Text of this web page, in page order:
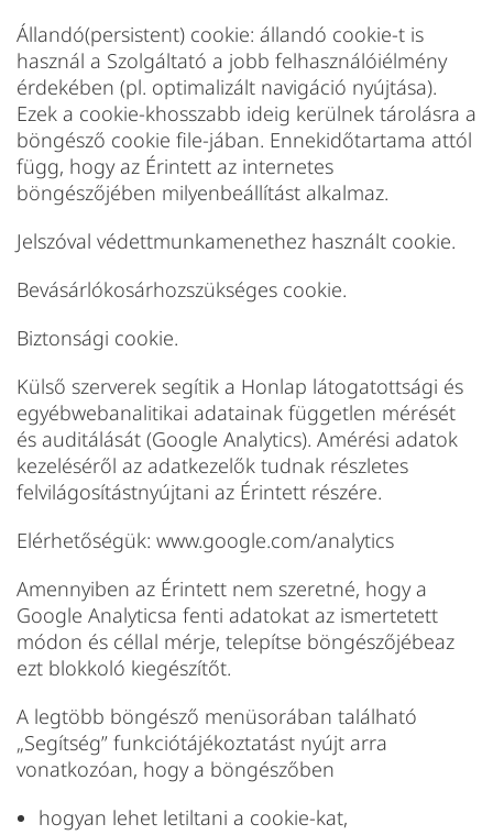
Állandó(persistent) cookie: állandó cookie-t is
használ a Szolgáltató a jobb felhasználóiélmény
érdekében (pl. optimalizált navigáció nyújtása).
Ezek a cookie-khosszabb ideig kerülnek tárolásra a
böngésző cookie file-jában. Ennekidőtartama attól
függ, hogy az Érintett az internetes
böngészőjében milyenbeállítást alkalmaz.
Jelszóval védettmunkamenethez használt cookie.
Bevásárlókosárhozszükséges cookie.
Biztonsági cookie.
Külső szerverek segítik a Honlap látogatottsági és
egyébwebanalitikai adatainak független mérését
és auditálását (Google Analytics). Amérési adatok
kezeléséről az adatkezelők tudnak részletes
felvilágosítástnyújtani az Érintett részére.
Elérhetőségük: www.google.com/analytics
Amennyiben az Érintett nem szeretné, hogy a
Google Analyticsa fenti adatokat az ismertetett
módon és céllal mérje, telepítse böngészőjébeaz
ezt blokkoló kiegészítőt.
A legtöbb böngésző menüsorában található
„Segítség” funkciótájékoztatást nyújt arra
vonatkozóan, hogy a böngészőben
hogyan lehet letiltani a cookie-kat,